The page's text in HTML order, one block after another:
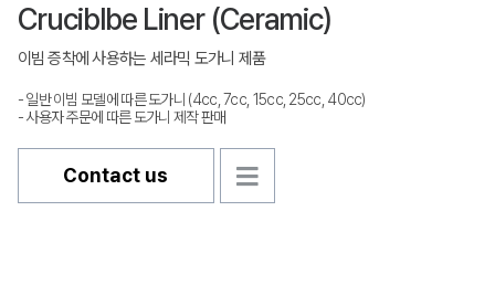
Cruciblbe Liner (Ceramic)
이빔 증착에 사용하는 세라믹 도가니 제품
- 일반 이빔 모델에 따른 도가니 (4cc, 7cc, 15cc, 25cc, 40cc)
- 사용자 주문에 따른 도가니 제작 판매
Contact us